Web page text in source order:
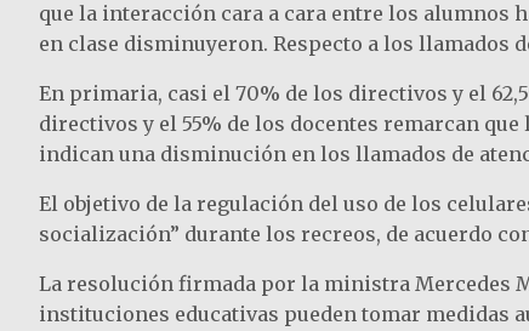
que la interacción cara a cara entre los alumnos
en clase disminuyeron. Respecto a los llamados
En primaria, casi el 70% de los directivos y el
directivos y el 55% de los docentes remarcan
indican una disminución en los llamados de
El objetivo de la regulación del uso de los
socialización” durante los recreos, de acuerdo
La resolución firmada por la ministra Mercedes
instituciones educativas pueden tomar medidas